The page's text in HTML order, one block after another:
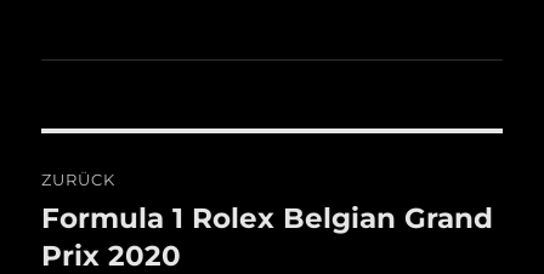
ZURÜCK
Vorheriger
Beitrag:
Formula 1 Rolex Belgian Grand
Prix 2020